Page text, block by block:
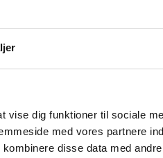
vise dig funktioner til sociale
med vores partnere
disse data med
muligheder for de som ønsker at